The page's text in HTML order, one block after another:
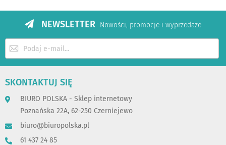
NEWSLETTER Nowości, promocje i wyprzedaże
Subskrybuj
nasz
SKONTAKTUJ SIĘ
BIURO POLSKA - Sklep internetowy
Poznańska 22A, 62-250 Czerniejewo
biuro@biuropolska.pl
61 437 24 85